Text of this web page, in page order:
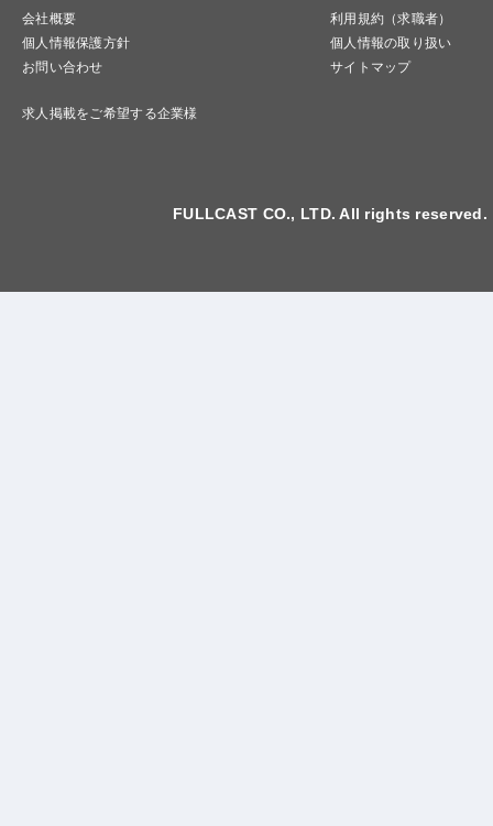
会社概要
利用規約（求職者）
個人情報保護方針
個人情報の取り扱い
お問い合わせ
サイトマップ
求人掲載をご希望する企業様
FULLCAST CO., LTD. All rights reserved.